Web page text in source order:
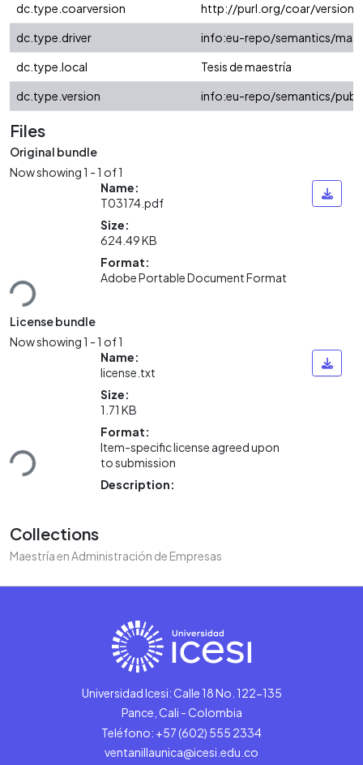
dc.type.coarversion
http://purl.org/coar/
dc.type.driver
info:eu-repo/semantics/
dc.type.local
Tesis de maestría
dc.type.version
info:eu-repo/semantics/
Files
Original bundle
Now showing1 - 1 of 1
Loading...
Name:
T03174.pdf
Size:
624.49 KB
Format:
Adobe Portable Document Format
License bundle
Now showing1 - 1 of 1
Loading...
Name:
license.txt
Size:
1.71 KB
Format:
Item-specific license agreed upon
to submission
Description:
Collections
Maestría en Administración de Empresas
Universidad Icesi: Calle 18 No. 122-135
Pance, Cali - Colombia
Teléfono: +57 (602) 555 2334
ventanillaunica@icesi.edu.co